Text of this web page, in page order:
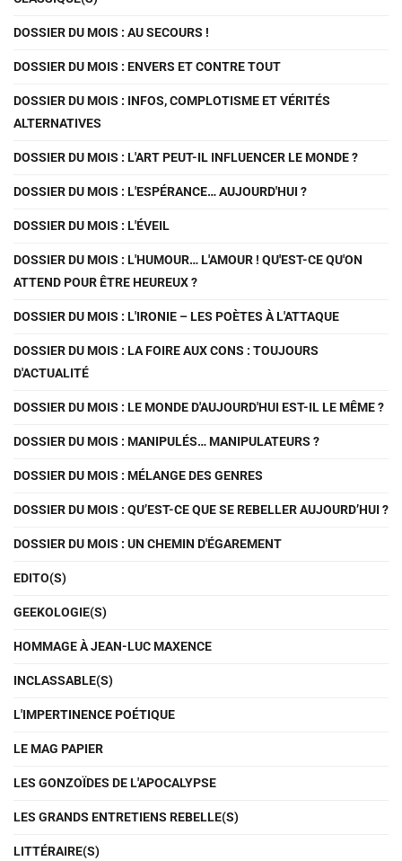
DOSSIER DU MOIS : AU SECOURS !
DOSSIER DU MOIS : ENVERS ET CONTRE TOUT
DOSSIER DU MOIS : INFOS, COMPLOTISME ET VÉRITÉS
ALTERNATIVES
DOSSIER DU MOIS : L'ART PEUT-IL INFLUENCER LE MONDE ?
DOSSIER DU MOIS : L'ESPÉRANCE… AUJOURD'HUI ?
DOSSIER DU MOIS : L'ÉVEIL
DOSSIER DU MOIS : L'HUMOUR… L'AMOUR ! QU'EST-CE QU'ON
ATTEND POUR ÊTRE HEUREUX ?
DOSSIER DU MOIS : L'IRONIE – LES POÈTES À L'ATTAQUE
DOSSIER DU MOIS : LA FOIRE AUX CONS : TOUJOURS
D'ACTUALITÉ
DOSSIER DU MOIS : LE MONDE D'AUJOURD'HUI EST-IL LE MÊME ?
DOSSIER DU MOIS : MANIPULÉS… MANIPULATEURS ?
DOSSIER DU MOIS : MÉLANGE DES GENRES
DOSSIER DU MOIS : QU’EST-CE QUE SE REBELLER AUJOURD’HUI ?
DOSSIER DU MOIS : UN CHEMIN D'ÉGAREMENT
EDITO(S)
GEEKOLOGIE(S)
HOMMAGE À JEAN-LUC MAXENCE
INCLASSABLE(S)
L'IMPERTINENCE POÉTIQUE
LE MAG PAPIER
LES GONZOÏDES DE L'APOCALYPSE
LES GRANDS ENTRETIENS REBELLE(S)
LITTÉRAIRE(S)